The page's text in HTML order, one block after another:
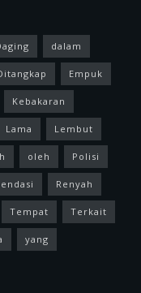
dalam
Empuk
Kebakaran
Lama Lembut
oleh Polisi
Renyah
Tempat Terkait
yang